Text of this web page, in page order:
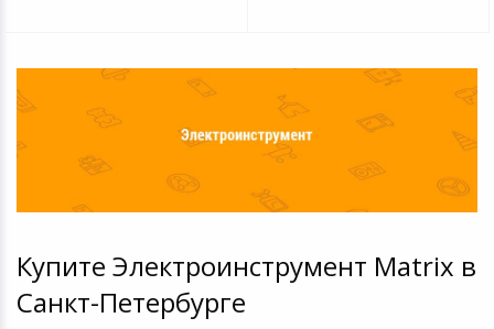
Купите Электроинструмент Matrix в
Санкт-Петербурге